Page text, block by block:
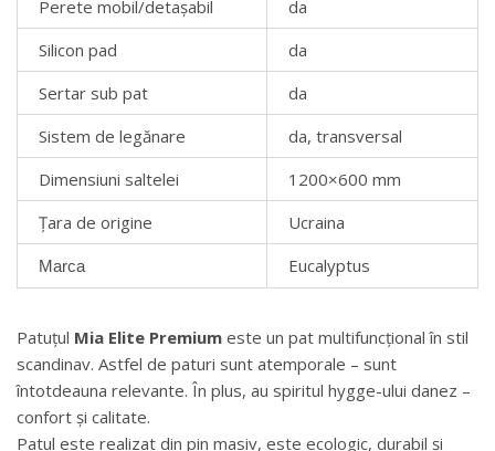
Perete mobil/detașabil
da
Silicon pad
da
Sertar sub pat
da
Sistem de legănare
da, transversal
Dimensiuni saltelei
1200×600 mm
Țara de origine
Ucraina
Marca Eucalyptus
Patuțul Mia Elite Premium este un pat multifuncțional în stil
scandinav. Astfel de paturi sunt atemporale – sunt
întotdeauna relevante. În plus, au spiritul hygge-ului danez –
confort și calitate.
Patul este realizat din pin masiv, este ecologic, durabil și